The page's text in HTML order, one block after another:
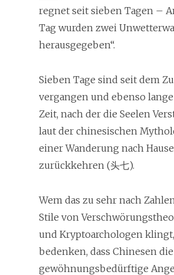
regnet seit sieben Tagen –
Tag wurden zwei
herausgegeben“.
Sieben Tage sind seit dem
vergangen und ebenso
Zeit, nach der die Seelen
laut der chinesischen
einer Wanderung nach Hause
zurückkehren (头七).
Wem das zu sehr nach
Stile von
und Kryptoarchologen
bedenken, dass Chinesen die
gewöhnungsbedürftige